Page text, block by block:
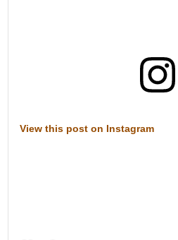
View this post on Instagram